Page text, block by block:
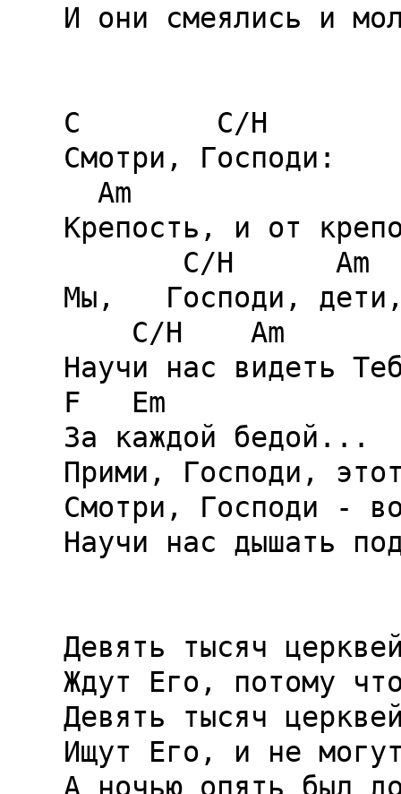
И они смеялись и
C        C/H
Смотри, Господи:
Крепость, и от
Мы,   Господи,
Научи нас видеть
F   Em
За каждой бедой...
Прими, Господи,
Смотри, Господи -
Научи нас дышать
Девять тысяч
Ждут Его, потому
Девять тысяч
Ищут Его, и не
А ночью опять был